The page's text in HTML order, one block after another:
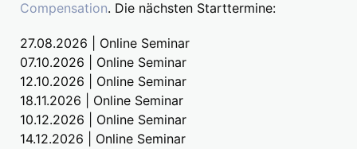
Compensation. Die nächsten Starttermine:
27.08.2026 | Online Seminar
07.10.2026 | Online Seminar
12.10.2026 | Online Seminar
18.11.2026 | Online Seminar
10.12.2026 | Online Seminar
14.12.2026 | Online Seminar